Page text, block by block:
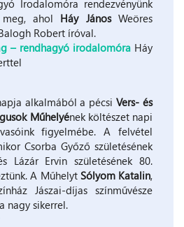
Irodalomóra rendezvényünk
ahol Háy JánosWeöres
Robert íróval.
– rendhagyó irodalomóra Háy
alkalmából a pécsiVers- és
Műhelyének költészet napi
figyelmébe. A felvétel
Csorba Győző születésének
Lázár Ervin születésének 80.
A Műhelyt Sólyom Katalin,
Jászai-díjas színművésze
nagy sikerrel.